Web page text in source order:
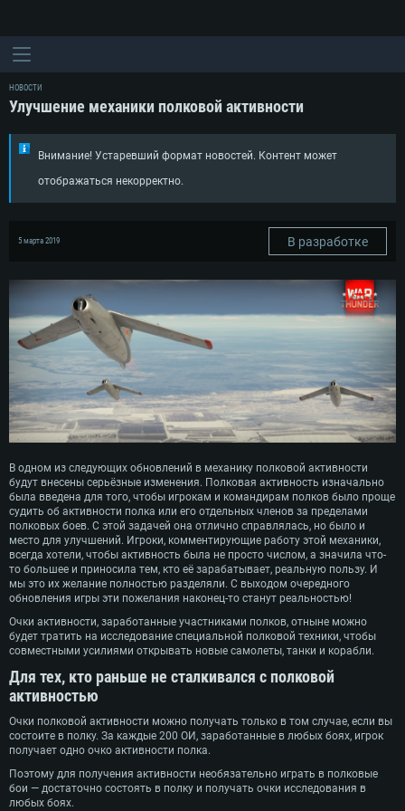
НОВОСТИ
Улучшение механики полковой активности
Внимание! Устаревший формат новостей. Контент может
отображаться некорректно.
5 марта 2019 В разработке
В одном из следующих обновлений в механику полковой активности
будут внесены серьёзные изменения. Полковая активность изначально
была введена для того, чтобы игрокам и командирам полков было проще
судить об активности полка или его отдельных членов за пределами
полковых боев. С этой задачей она отлично справлялась, но было и
место для улучшений. Игроки, комментирующие работу этой механики,
всегда хотели, чтобы активность была не просто числом, а значила что-
то большее и приносила тем, кто её зарабатывает, реальную пользу. И
мы это их желание полностью разделяли. С выходом очередного
обновления игры эти пожелания наконец-то станут реальностью!
Очки активности, заработанные участниками полков, отныне можно
будет тратить на исследование специальной полковой техники, чтобы
совместными усилиями открывать новые самолеты, танки и корабли.
Для тех, кто раньше не сталкивался с полковой
активностью
Очки полковой активности можно получать только в том случае, если вы
состоите в полку. За каждые 200 ОИ, заработанные в любых боях, игрок
получает одно очко активности полка.
Поэтому для получения активности необязательно играть в полковые
бои — достаточно состоять в полку и получать очки исследования в
любых боях.